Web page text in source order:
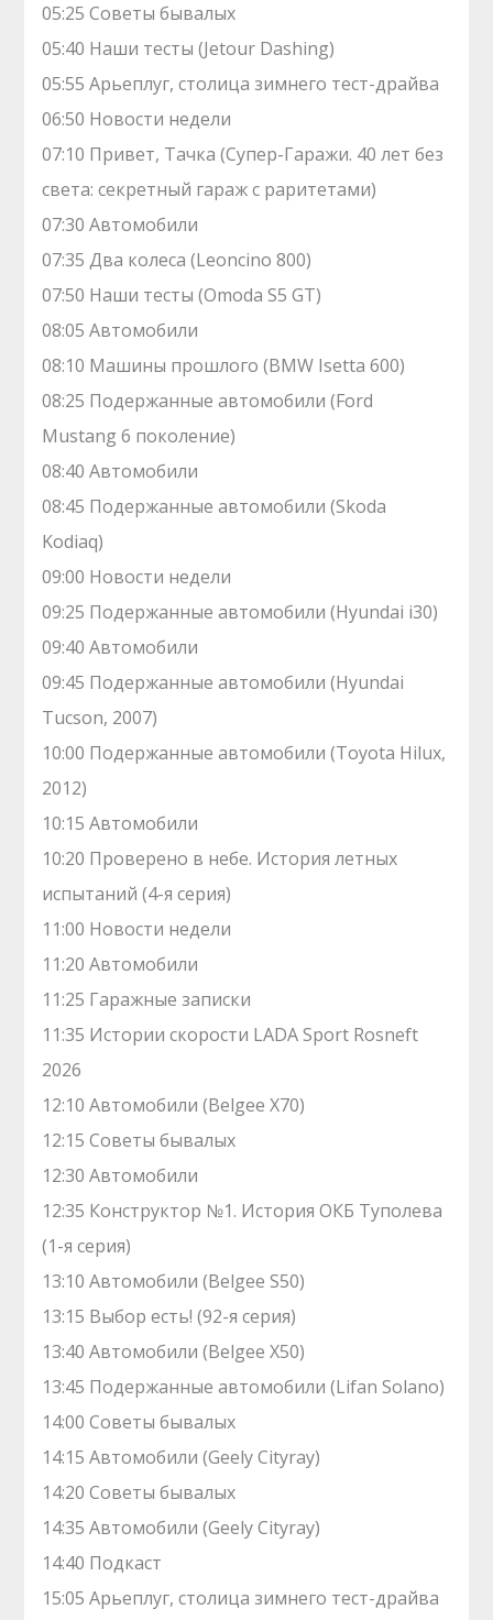
05:25 Советы бывалых
05:40 Наши тесты (Jetour Dashing)
05:55 Арьеплуг, столица зимнего тест-драйва
06:50 Новости недели
07:10 Привет, Тачка (Супер-Гаражи. 40 лет без
света: секретный гараж с раритетами)
07:30 Автомобили
07:35 Два колеса (Leoncino 800)
07:50 Наши тесты (Omoda S5 GT)
08:05 Автомобили
08:10 Машины прошлого (BMW Isetta 600)
08:25 Подержанные автомобили (Ford
Mustang 6 поколение)
08:40 Автомобили
08:45 Подержанные автомобили (Skoda
Kodiaq)
09:00 Новости недели
09:25 Подержанные автомобили (Hyundai i30)
09:40 Автомобили
09:45 Подержанные автомобили (Hyundai
Tucson, 2007)
10:00 Подержанные автомобили (Toyota Hilux,
2012)
10:15 Автомобили
10:20 Проверено в небе. История летных
испытаний (4-я серия)
11:00 Новости недели
11:20 Автомобили
11:25 Гаражные записки
11:35 Истории скорости LADA Sport Rosneft
2026
12:10 Автомобили (Belgee X70)
12:15 Советы бывалых
12:30 Автомобили
12:35 Конструктор №1. История ОКБ Туполева
(1-я серия)
13:10 Автомобили (Belgee S50)
13:15 Выбор есть! (92-я серия)
13:40 Автомобили (Belgee X50)
13:45 Подержанные автомобили (Lifan Solano)
14:00 Советы бывалых
14:15 Автомобили (Geely Cityray)
14:20 Советы бывалых
14:35 Автомобили (Geely Cityray)
14:40 Подкаст
15:05 Арьеплуг, столица зимнего тест-драйва